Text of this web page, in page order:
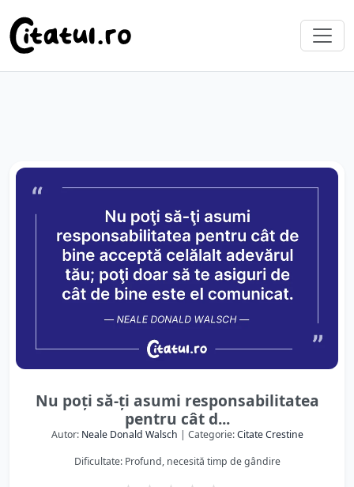
Nu poţi să-ţi asumi responsabilitatea
pentru cât d...
Autor: Neale Donald Walsch | Categorie:Citate Crestine
Dificultate: Profund, necesită timp de gândire